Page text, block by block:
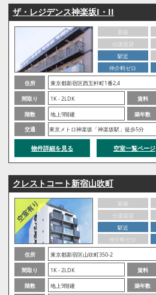
ザ・レジデンス神楽坂I・II
新築
分譲賃貸
駅近
仲介料ゼロ
住所
東京都新宿区西五軒町1番2,4
間取り
1K - 2LDK 賃料
階数
地上9階建 築年数
交通
東京メトロ神楽坂「神楽坂駅」徒歩5分
物件詳細を見る 空室一覧ページ
クレストコート新宿山吹町
新築
分譲賃貸
駅近
仲介料ゼロ
住所
東京都新宿区山吹町350-2
間取り
1K - 2LDK 賃料
階数
地上9階建 築年数